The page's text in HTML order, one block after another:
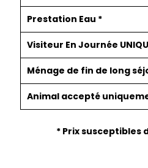
Prestation Eau *
Visiteur En Journée
Ménage de fin de long
Animal accepté
* Prix susceptibles